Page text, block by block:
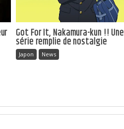
Got For It, Nakamura-kun !! Une
série remplie de nostalgie
Japon News